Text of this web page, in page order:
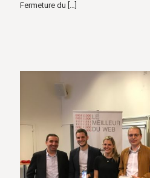
Fermeture du […]